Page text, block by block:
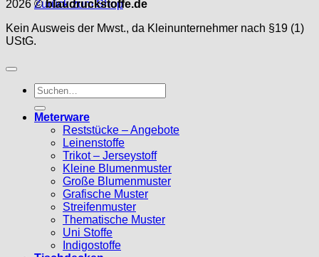
Zurück zum Shop
2026 ©blaudruckstoffe.de
Kein Ausweis der Mwst., da Kleinunternehmer nach §19 (1)
UStG.
Suche
nach:
Meterware
Reststücke – Angebote
Leinenstoffe
Trikot – Jerseystoff
Kleine Blumenmuster
Große Blumenmuster
Grafische Muster
Streifenmuster
Thematische Muster
Uni Stoffe
Indigostoffe